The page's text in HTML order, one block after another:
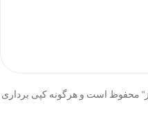
محفوظ است و هرگونه کپی برداری